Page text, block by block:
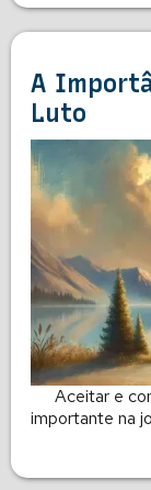
A
Luto
Aceitar e
importante na